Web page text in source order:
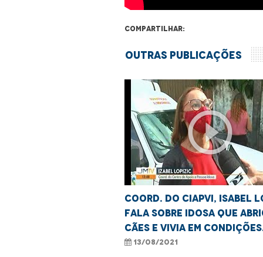
Compartilhar:
Outras Publicações
play_circle_outline
Coord. do CIAPVI, Isabel
fala sobre idosa que
cães e vivia em condições
insalubres
13/08/2021